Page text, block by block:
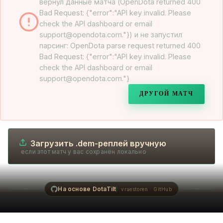
вернул данные матча (OpenDota returned 400
Bad Request: {"error":"API key invalid. Please
check the API dashboard or email
support@opendota.com."}) и не запустил
парсинг: OpenDota parse request returned 400
Bad Request: {"error":"API key invalid. Please
check the API dashboard or email
support@opendota.com."}
ДРУГОЙ МАТЧ
Загрузить .dem-реплей вручную
если этот матч у вас сохранён локально
На основе DotaTilt vraestoren · GitHub